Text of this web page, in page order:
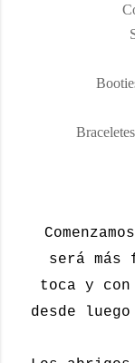
será
toca y
desde